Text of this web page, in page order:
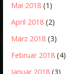
Mai 2018 (1)
April 2018 (2)
März 2018 (3)
Februar 2018 (4)
Januar 2018 (3)